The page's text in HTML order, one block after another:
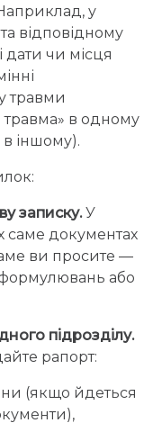
у
відповідному
дати чи місця
травми
в одному
іншому).
записку.У
саме документах
ви просите —
або
підрозділу.
рапорт:
(якщо йдеться